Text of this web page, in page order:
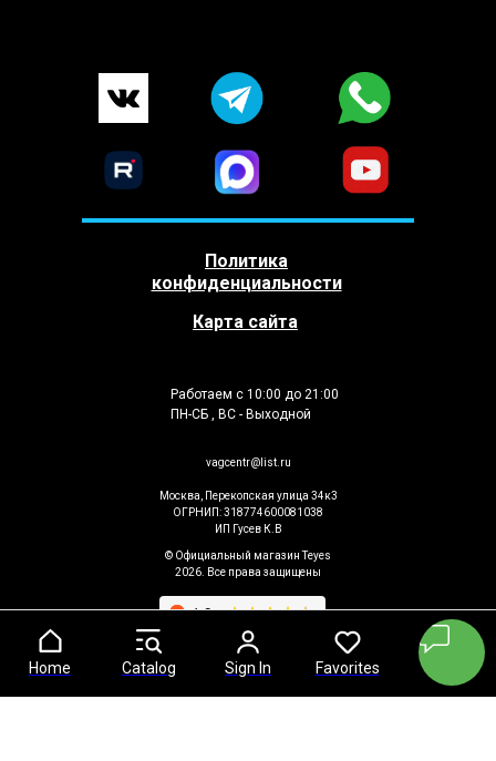
Home Catalog Sign In Favorites
Home Catalog Sign In Favorites
Москва, Перекопская улица 34к3
ОГРНИП: 318774600081038
ИП Гусев К.В
vagcentr@list.ru
© Официальный магазин Teyes
2026. Все права защищены
Работаем с 10:00 до 21:00
ПН-СБ , ВС - Выходной
Политика
конфиденциальности
Карта сайта